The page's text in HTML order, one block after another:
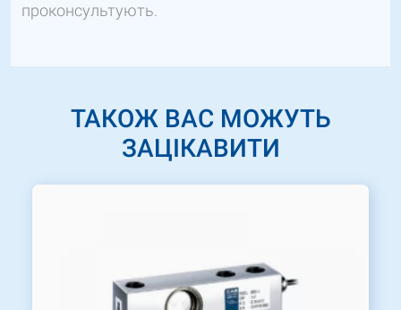
проконсультують.
ТАКОЖ ВАС МОЖУТЬ
ЗАЦІКАВИТИ